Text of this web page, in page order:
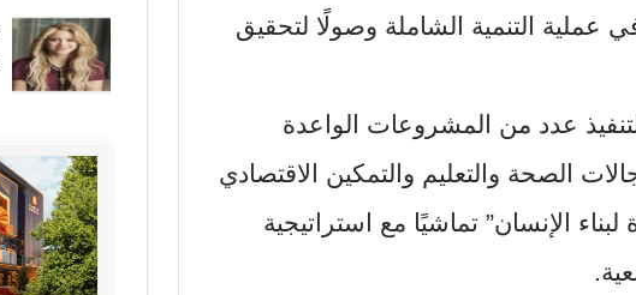
التنمية الشاملة وصولًا لتحقيق
عدد من المشروعات الواعدة
الصحة والتعليم والتمكين الاقتصادي
الإنسان” تماشيًا مع استراتيجية